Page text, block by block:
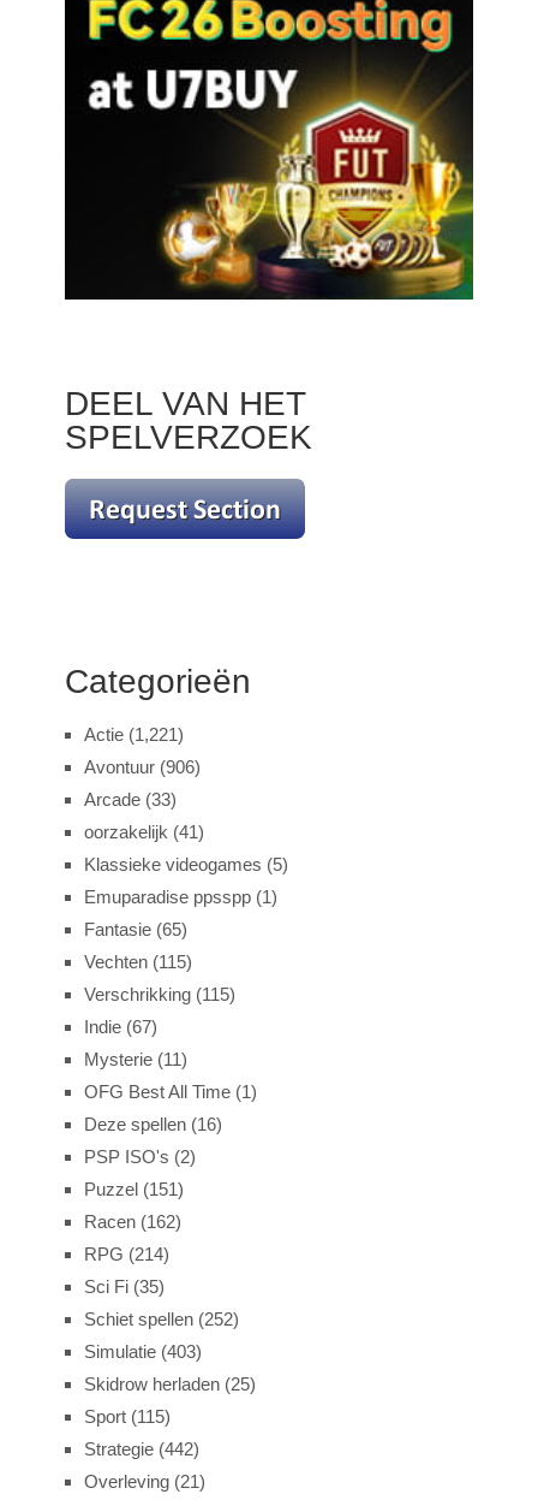
DEEL VAN HET
SPELVERZOEK
Categorieën
Actie(1,221)
Avontuur(906)
Arcade(33)
oorzakelijk (41)
Klassieke videogames (5)
Emuparadise ppsspp(1)
Fantasie(65)
Vechten(115)
Verschrikking(115)
Indie(67)
Mysterie(11)
OFG Best All Time(1)
Deze spellen(16)
PSP ISO's (2)
Puzzel(151)
Racen(162)
RPG (214)
Sci Fi(35)
Schiet spellen(252)
Simulatie(403)
Skidrow herladen(25)
Sport(115)
Strategie(442)
Overleving(21)